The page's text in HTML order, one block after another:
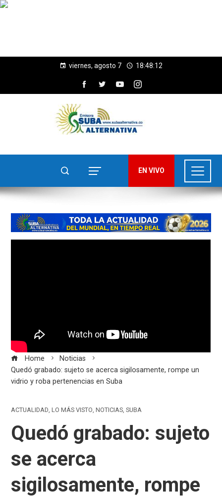
viernes, agosto 7 18:48:13
EN VIVO
Home
Noticias
Quedó grabado: sujeto se acerca sigilosamente, rompe un
vidrio y roba pertenencias en Suba
ACTUALIDAD,LO MÁS VISTO,NOTICIAS,SUBA
Quedó grabado: sujeto
se acerca
sigilosamente, rompe